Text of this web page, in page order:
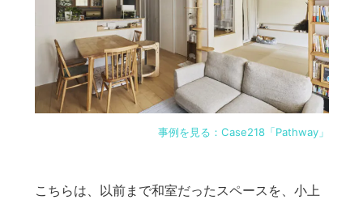
事例を見る：Case218「Pathway」
こちらは、以前まで和室だったスペースを、小上